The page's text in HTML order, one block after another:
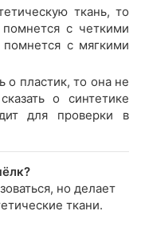
ткань, то
с четкими
с мягкими
о пластик, то она не
о синтетике
для проверки в
но делает
ткани.